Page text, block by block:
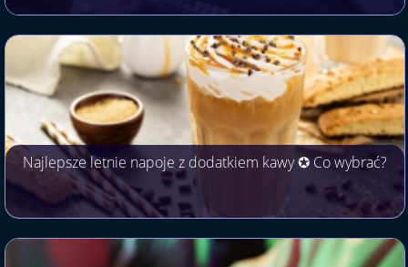
Najlepsze letnie napoje z dodatkiem kawy ✪ Co wybrać?